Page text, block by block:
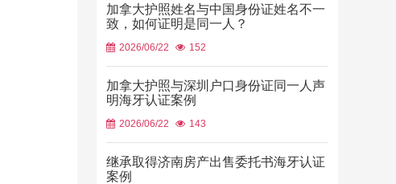
加拿大护照姓名与中国身份证姓名不一
致，如何证明是同一人？
2026/06/22 152
加拿大护照与深圳户口身份证同一人声
明海牙认证案例
2026/06/22 143
继承取得济南房产出售委托书海牙认证
案例